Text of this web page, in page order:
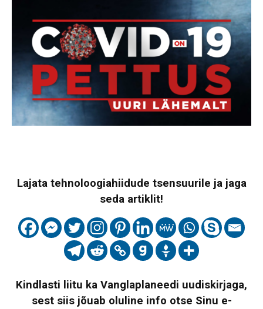
Lajata tehnoloogiahiidude tsensuurile ja jaga
seda artiklit!
Kindlasti liitu ka Vanglaplaneedi uudiskirjaga,
sest siis jõuab oluline info otse Sinu e-